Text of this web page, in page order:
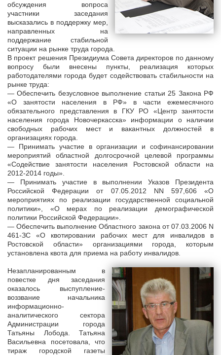
обсуждения вопроса
участники заседания
высказались в поддержку мер,
направленных на
поддержание стабильной
ситуации на рынке труда города.
В проект решения Президиума Совета директоров по данному
вопросу были внесены пункты, реализация которых
работодателями города будет содействовать стабильности на
рынке труда:
— Обеспечить безусловное выполнение статьи 25 Закона РФ
«О занятости населения в РФ» в части ежемесячного
обязательного представления в ГКУ РО «Центр занятости
населения города Новочеркасска» информации о наличии
свободных рабочих мест и вакантных должностей в
организациях города.
— Принимать участие в организации и софинансировании
мероприятий областной долгосрочной целевой программы
«Содействие занятости населения Ростовской области на
2012-2014 годы».
— Принимать участие в выполнении Указов Президента
Российской Федерации от 07.05.2012 NN 597,606 «О
мероприятиях по реализации государственной социальной
политики», «О мерах по реализации демографической
политики Российской Федерации».
— Обеспечить выполнение Областного закона от 07.03.2006 N
461-ЗС «О квотировании рабочих мест для инвалидов в
Ростовской области» организациями города, которым
установлена квота для приема на работу инвалидов.
Незапланированным в
повестке дня заседания
оказалось выспупление-
воззвание начальника
информационно-
аналитического сектора
Администрации города
Татьяны Лобода. Татьяна
Васильевна посетовала, что
тираж городской газеты